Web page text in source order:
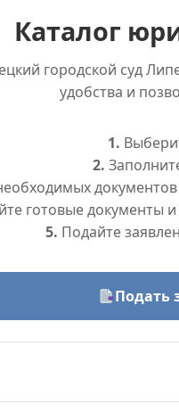
Каталог
городской суд
удобства и
1.
2.
готовые документы
5. Подайте
Подать